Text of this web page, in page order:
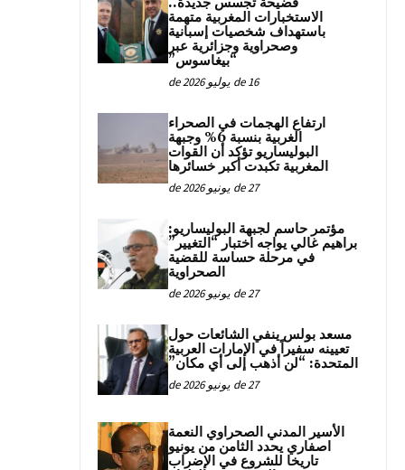
الاستخبارات المغربية متهمة
باستهداف شخصيات إسبانية
وصحراوية وجزائرية عبر
“بيغاسوس”
16 de يوليو de 2026
ارتفاع الهجمات في الصحراء
الغربية بنسبة 6% وجبهة
البوليساريو تؤكد أن القوات
المغربية تكبدت أكبر خسائرها
27 de يونيو de 2026
مؤتمر حاسم لجبهة البوليساريو:
براهيم غالي يواجه اختبار “التغيير”
في مرحلة حساسة للقضية
الصحراوية
27 de يونيو de 2026
مسعد بولس ينفي الشائعات حول
تعيينه سفيراً في الإمارات العربية
المتحدة: “لن أذهب إلى أي مكان”
27 de يونيو de 2026
الأسير المدني الصحراوي النعمة
اصفاري يحدد الثامن من يونيو
تاريخا للشروع في الإضراب